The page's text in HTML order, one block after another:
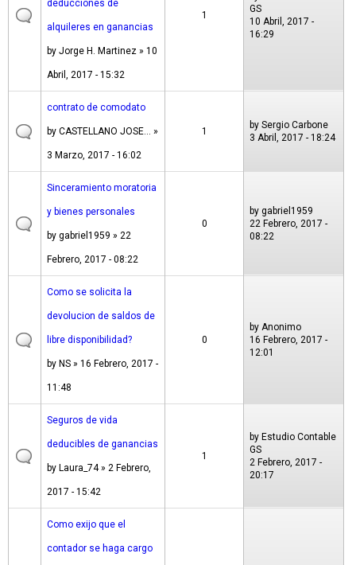
deducciones de
alquileres en ganancias
by Jorge H. Martinez » 10
Abril, 2017 - 15:32
1
GS
10 Abril, 2017 -
16:29
contrato de comodato
by CASTELLANO JOSE... »
3 Marzo, 2017 - 16:02
1
by Sergio Carbone
3 Abril, 2017 - 18:24
Sinceramiento moratoria
y bienes personales
by gabriel1959 » 22
Febrero, 2017 - 08:22
0
by gabriel1959
22 Febrero, 2017 -
08:22
Como se solicita la
devolucion de saldos de
libre disponibilidad?
by NS » 16 Febrero, 2017 -
11:48
0
by Anonimo
16 Febrero, 2017 -
12:01
Seguros de vida
deducibles de ganancias
by Laura_74» 2 Febrero,
2017 - 15:42
1
by Estudio Contable
GS
2 Febrero, 2017 -
20:17
Como exijo que el
contador se haga cargo